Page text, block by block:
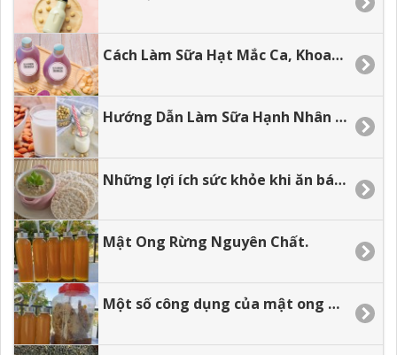
Cách Làm Sữa Hạt Mắc Ca, Khoai Lang Tím Mix Dừa.
Hướng Dẫn Làm Sữa Hạnh Nhân Tại Nhà
Những lợi ích sức khỏe khi ăn bánh gạo lứt.
Mật Ong Rừng Nguyên Chất.
Một số công dụng của mật ong đối với sức khỏe